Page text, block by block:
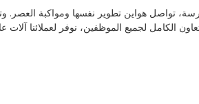
الكامل لجميع الموظفين، نوفر لعملائنا آلات